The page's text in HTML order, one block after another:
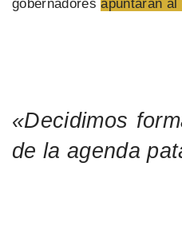
gobernadoresapuntarán
«Decidimos
de la agenda